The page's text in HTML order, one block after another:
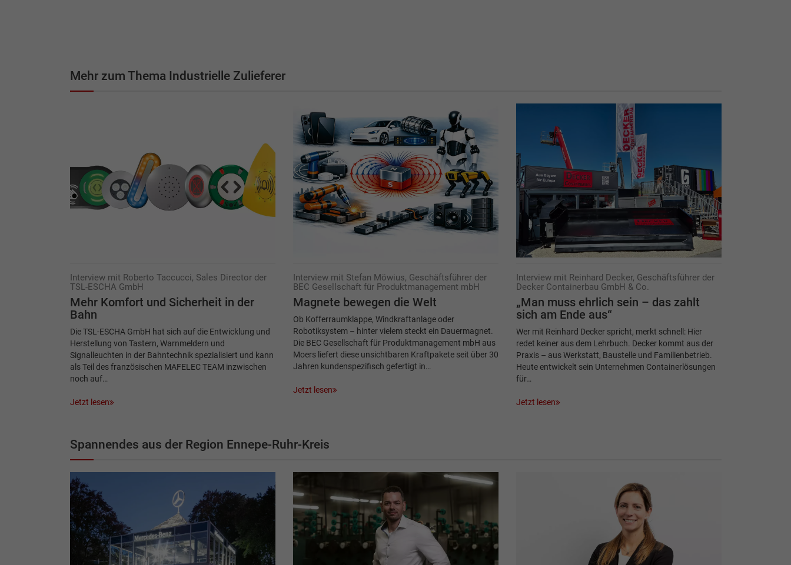
Mehr zum Thema Industrielle Zulieferer
Interview mit Roberto Taccucci, Sales Director der
TSL-ESCHA GmbH
Mehr Komfort und Sicherheit in der
Bahn
Die TSL-ESCHA GmbH hat sich auf die Entwicklung und
Herstellung von Tastern, Warnmeldern und
Signalleuchten in der Bahntechnik spezialisiert und kann
als Teil des französischen MAFELEC TEAM inzwischen
noch auf…
Jetzt lesen
Interview mit Stefan Möwius, Geschäftsführer der
BEC Gesellschaft für ­Produktmanagement mbH
Magnete bewegen die Welt
Ob Kofferraumklappe, Windkraftanlage oder
Robotiksystem – hinter vielem steckt ein Dauermagnet.
Die BEC Gesellschaft für Produktmanagement mbH aus
Moers liefert diese unsichtbaren Kraftpakete seit über 30
Jahren kundenspezifisch gefertigt in…
Jetzt lesen
Interview mit Reinhard Decker, Geschäftsführer der
Decker Containerbau GmbH & Co.
„Man muss ehrlich sein – das zahlt
sich am Ende aus“
Wer mit Reinhard Decker spricht, merkt schnell: Hier
redet keiner aus dem Lehrbuch. Decker kommt aus der
Praxis – aus Werkstatt, Baustelle und Familienbetrieb.
Heute entwickelt sein Unternehmen Containerlösungen
für…
Jetzt lesen
Spannendes aus der Region Ennepe-Ruhr-Kreis